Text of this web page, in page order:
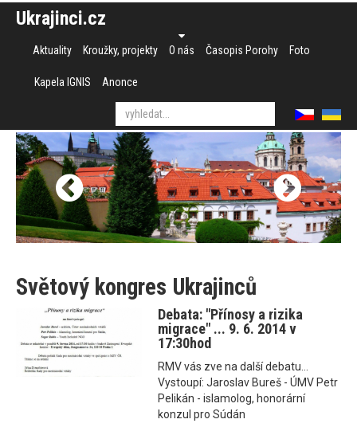
Ukrajinci.cz
Aktuality Kroužky, projekty O nás Časopis Porohy Foto
Kapela IGNIS Anonce
Světový kongres Ukrajinců
Debata: "Přínosy a rizika
migrace" ... 9. 6. 2014 v
17:30hod
RMV vás zve na další debatu...
Vystoupí: Jaroslav Bureš - ÚMV Petr
Pelikán - islamolog, honorární
konzul pro Súdán